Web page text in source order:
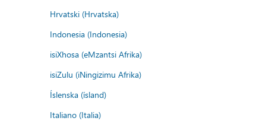
Hrvatski (Hrvatska)
Indonesia (Indonesia)
isiXhosa (eMzantsi Afrika)
isiZulu (iNingizimu Afrika)
Íslenska (ísland)
Italiano (Italia)